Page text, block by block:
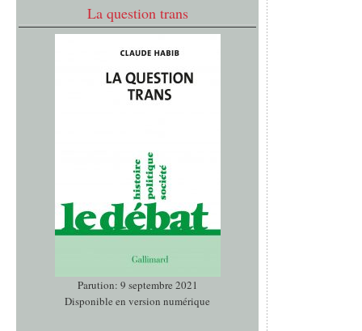
La question trans
Parution: 9 septembre 2021
Disponible en version numérique